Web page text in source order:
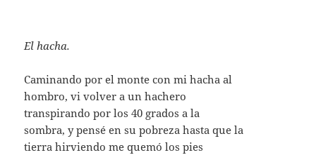
El hacha.
Caminando por el monte con mi hacha al
hombro, vi volver a un hachero
transpirando por los 40 grados a la
sombra, y pensé en su pobreza hasta que la
tierra hirviendo me quemó los pies